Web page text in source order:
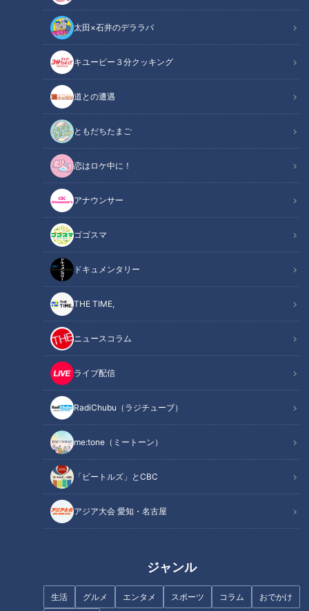
太田×石井のデララバ
キユーピー３分クッキング
道との遭遇
ともだちたまご
恋はロケ中に！
アナウンサー
ゴゴスマ
ドキュメンタリー
THE TIME,
ニュースコラム
ライブ配信
RadiChubu（ラジチューブ）
me:tone（ミートーン）
「ビートルズ」とCBC
アジア大会 愛知・名古屋
ジャンル
生活 グルメ エンタメ スポーツ コラム おでかけ
CBCテレビ：画像 『チャント！』
ニュースコラム
チャント！「暮らしに役立つ！ニュース用語講座」
【CBCテレビ チャント！論説室コーナー】
※1月18日放送の『チャント！』～暮らしに役立つ！ニュース
用語講座～に基づく原稿内容です
アメリカ合衆国の第46代大統領に決まったジョー・バイデン
氏の就任式が、1月20日にワシントンで行われます。
大統領就任式とは？
なぜ「1月20日」になった？
就任式にはこんな歴史も？
トランプ大統領は異例の「欠席」
新大統領を待つ沢山の課題
オススメ関連コンテンツ
大統領就任式とは？